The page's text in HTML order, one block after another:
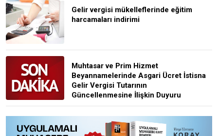
Gelir vergisi mükelleflerinde eğitim
harcamaları indirimi
Muhtasar ve Prim Hizmet
Beyannamelerinde Asgari Ücret İstisna
Gelir Vergisi Tutarının
Güncellenmesine İlişkin Duyuru